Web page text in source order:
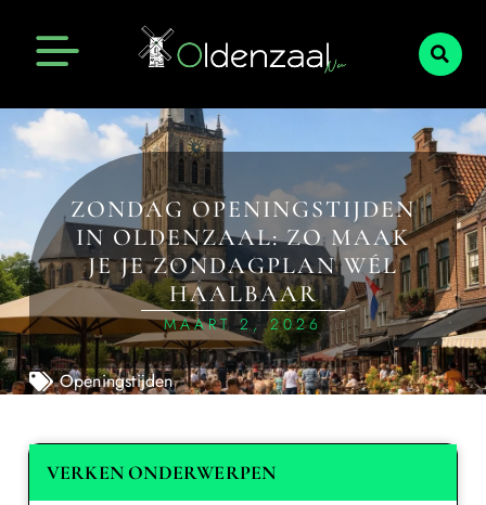
ZONDAG OPENINGSTIJDEN
IN OLDENZAAL: ZO MAAK
JE JE ZONDAGPLAN WÉL
HAALBAAR
MAART 2, 2026
Openingstijden
VERKEN ONDERWERPEN